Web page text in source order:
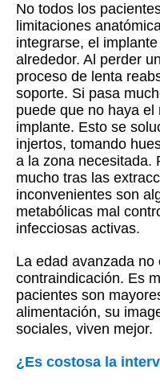
No todos los
limitaciones
integrarse, el
alrededor. Al perder
proceso de lenta
soporte. Si pasa
puede que no haya el
implante. Esto se
injertos, tomando
a la zona necesitada.
mucho tras las
inconvenientes son
metabólicas mal
infecciosas activas.
La edad avanzada
contraindicación. Es
pacientes son
alimentación, su
sociales, viven mejor.
¿Es costosa la